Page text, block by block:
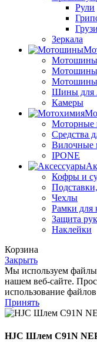
Рули
Зеркала
Мотошины
Мотошины
Шины для
Камеры
Моторные
Средства
Вилочные
IPONE
Кофры и
Чехлы
Рамки для
Защита рук
Наклейки
Корзина
Закрыть
Мы используем
нашем веб-сайте.
использование
Принять
HJC Шлем C91N